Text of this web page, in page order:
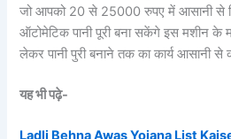
जो आपको 20 से 25000 रुपए में आसानी से
ऑटोमेटिक पानी पूरी बना सकेंगे इस मशीन
लेकर पानी पुरी बनाने तक का कार्य आसानी
यह भी पढ़े-
Ladli Behna Awas Yojana List Kaise